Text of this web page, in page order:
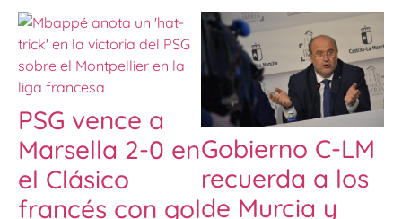
PSG vence a
Marsella 2-0 en
el Clásico
francés con gol
Gobierno C-LM
recuerda a los
de Murcia y